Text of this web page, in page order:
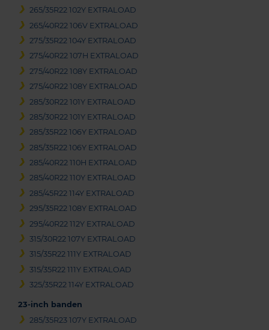
265/35R22 102Y EXTRALOAD
265/40R22 106V EXTRALOAD
275/35R22 104Y EXTRALOAD
275/40R22 107H EXTRALOAD
275/40R22 108Y EXTRALOAD
275/40R22 108Y EXTRALOAD
285/30R22 101Y EXTRALOAD
285/30R22 101Y EXTRALOAD
285/35R22 106Y EXTRALOAD
285/35R22 106Y EXTRALOAD
285/40R22 110H EXTRALOAD
285/40R22 110Y EXTRALOAD
285/45R22 114Y EXTRALOAD
295/35R22 108Y EXTRALOAD
295/40R22 112Y EXTRALOAD
315/30R22 107Y EXTRALOAD
315/35R22 111Y EXTRALOAD
315/35R22 111Y EXTRALOAD
325/35R22 114Y EXTRALOAD
23-inch banden
285/35R23 107Y EXTRALOAD